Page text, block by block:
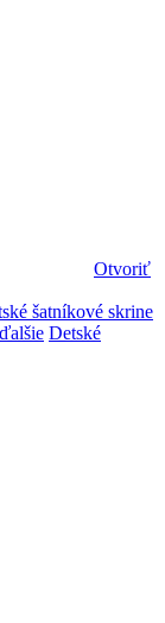
Otvoriť
šatníkové skrine
Detské